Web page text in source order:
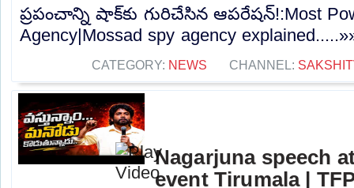
ప్రపంచాన్ని షాక్‌కు గురిచేసిన ఆపరేషన్!:Most
Agency|Mossad spy agency
CATEGORY: NEWS CHANNEL:
Nagarjuna speech
event Tirumala |